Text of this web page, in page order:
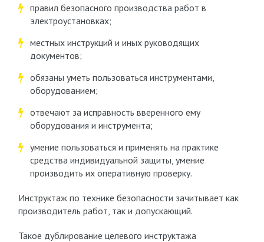
правил безопасного производства работ в
электроустановках;
местных инструкций и иных руководящих
документов;
обязаны уметь пользоваться инструментами,
оборудованием;
отвечают за исправность вверенного ему
оборудования и инструмента;
умение пользоваться и применять на практике
средства индивидуальной защиты, умение
производить их оперативную проверку.
Инструктаж по технике безопасности зачитывает как
производитель работ, так и допускающий.
Такое дублирование целевого инструктажа